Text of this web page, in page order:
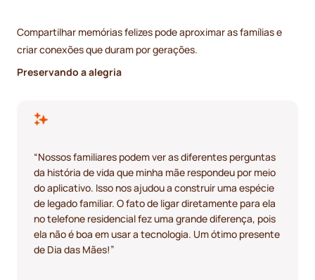
Compartilhar memórias felizes pode aproximar as famílias e
criar conexões que duram por gerações.
Preservando a alegria
“Nossos familiares podem ver as diferentes perguntas
da história de vida que minha mãe respondeu por meio
do aplicativo. Isso nos ajudou a construir uma espécie
de legado familiar. O fato de ligar diretamente para ela
no telefone residencial fez uma grande diferença, pois
ela não é boa em usar a tecnologia. Um ótimo presente
de Dia das Mães!”